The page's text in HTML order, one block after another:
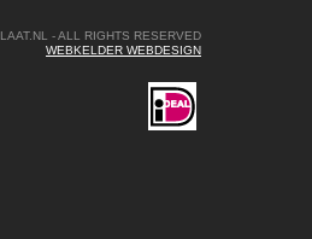
- ALL RIGHTS RESERVED
WEBKELDER WEBDESIGN